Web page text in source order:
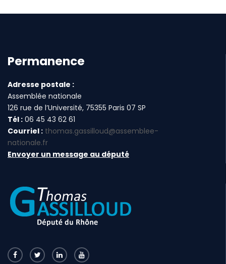
Permanence
Adresse postale :
Assemblée nationale
126 rue de l’Université, 75355 Paris 07 SP
Tél : 06 45 43 62 61
Courriel : thomas.gassilloud@assemblee-
nationale.fr
Envoyer un message au député